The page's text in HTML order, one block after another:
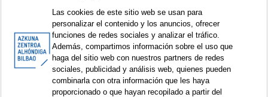
Have you forgotten your password?
Las cookies de este sitio web se usan para
personalizar el contenido y los anuncios, ofrecer
funciones de redes sociales y analizar el tráfico.
Además, compartimos información sobre el uso que
haga del sitio web con nuestros partners de redes
sociales, publicidad y análisis web, quienes pueden
combinarla con otra información que les haya
proporcionado o que hayan recopilado a partir del